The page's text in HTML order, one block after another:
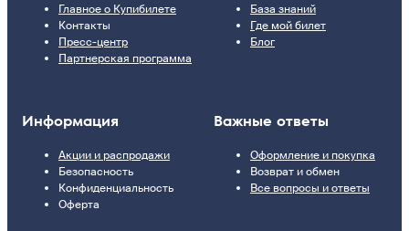
Главное о Купибилете
Контакты
Пресс-центр
Партнерская программа
База знаний
Где мой билет
Блог
Информация
Акции и распродажи
Безопасность
Конфиденциальность
Оферта
Важные ответы
Оформление и покупка
Возврат и обмен
Все вопросы и ответы